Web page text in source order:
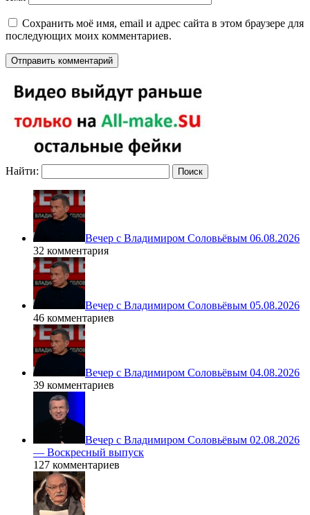
Сохранить моё имя, email и адрес сайта в этом браузере для
последующих моих комментариев.
Найти:
Вечер с Владимиром Соловьёвым 06.08.2026
32 комментария
Вечер с Владимиром Соловьёвым 05.08.2026
46 комментариев
Вечер с Владимиром Соловьёвым 04.08.2026
39 комментариев
Вечер с Владимиром Соловьёвым 02.08.2026
— Воскресный выпуск
127 комментариев